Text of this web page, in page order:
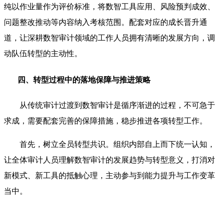
纯以作业量作为评价标准，将数智工具应用、风险预判成效、
问题整改推动等内容纳入考核范围。配套对应的成长晋升通
道，让深耕数智审计领域的工作人员拥有清晰的发展方向，调
动队伍转型的主动性。
四、转型过程中的落地保障与推进策略
从传统审计过渡到数智审计是循序渐进的过程，不可急于
求成，需要配套完善的保障措施，稳步推进各项转型工作。
首先，树立全员转型共识。组织内部自上而下统一认知，
让全体审计人员理解数智审计的发展趋势与转型意义，打消对
新模式、新工具的抵触心理，主动参与到能力提升与工作变革
当中。